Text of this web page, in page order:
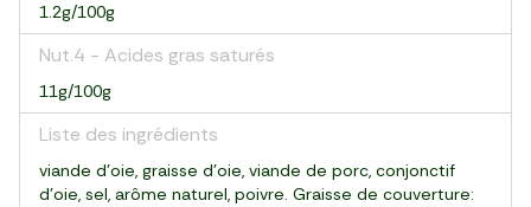
1.2g/100g
Nut.4 - Acides gras saturés
11g/100g
Liste des ingrédients
viande d'oie, graisse d'oie, viande de porc, conjonctif
d'oie, sel, arôme naturel, poivre. Graisse de couverture: